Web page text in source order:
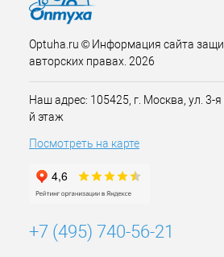
Optuha.ru © Информация сайта
авторских правах. 2026
Наш адрес: 105425, г. Москва, ул. 3-
й этаж
Посмотреть на карте
+7 (495) 740-56-21